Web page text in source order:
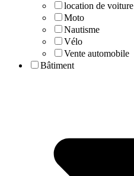
location de voiture
Moto
Nautisme
Vélo
Vente automobile
Bâtiment